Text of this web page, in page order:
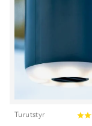
Turutstyr